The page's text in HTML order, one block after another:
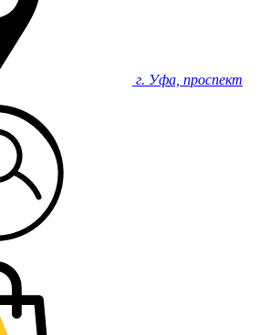
г. Уфа, проспект